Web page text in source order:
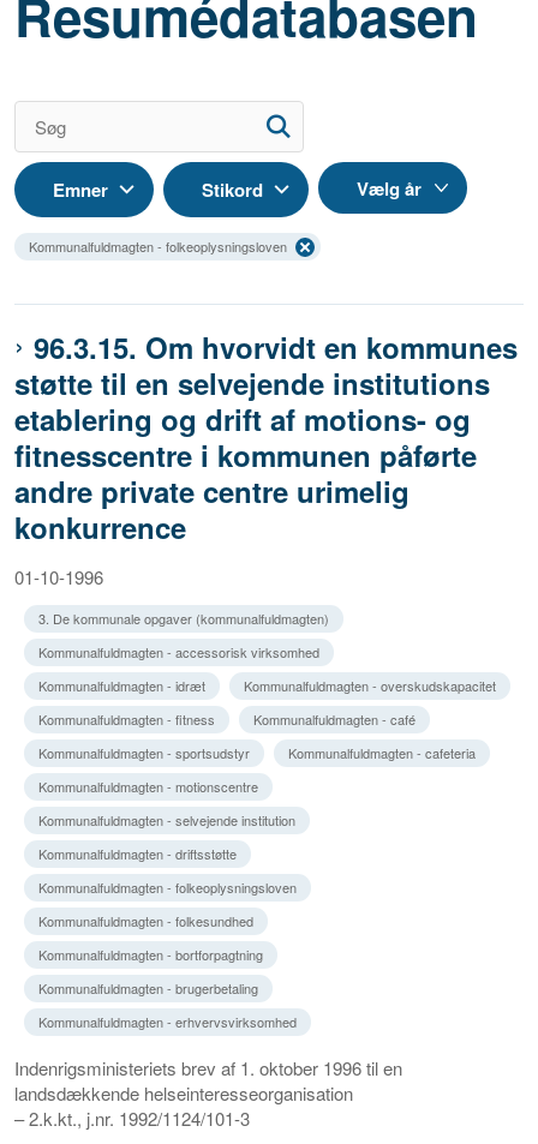
Resumédatabasen
Emner Stikord
Kommunalfuldmagten - folkeoplysningsloven
96.3.15. Om hvorvidt en kommunes
støtte til en selvejende institutions
etablering og drift af motions- og
fitnesscentre i kommunen påførte
andre private centre urimelig
konkurrence
01-10-1996
3. De kommunale opgaver (kommunalfuldmagten)
Kommunalfuldmagten - accessorisk virksomhed
Kommunalfuldmagten - idræt
Kommunalfuldmagten - overskudskapacitet
Kommunalfuldmagten - fitness
Kommunalfuldmagten - café
Kommunalfuldmagten - sportsudstyr
Kommunalfuldmagten - cafeteria
Kommunalfuldmagten - motionscentre
Kommunalfuldmagten - selvejende institution
Kommunalfuldmagten - driftsstøtte
Kommunalfuldmagten - folkeoplysningsloven
Kommunalfuldmagten - folkesundhed
Kommunalfuldmagten - bortforpagtning
Kommunalfuldmagten - brugerbetaling
Kommunalfuldmagten - erhvervsvirksomhed
Indenrigsministeriets brev af 1. oktober 1996 til en
landsdækkende helseinteresseorganisation
– 2.k.kt., j.nr. 1992/1124/101-3